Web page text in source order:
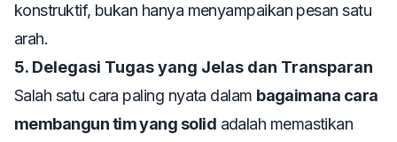
konstruktif, bukan hanya menyampaikan pesan satu
arah.
5. Delegasi Tugas yang Jelas dan Transparan
Salah satu cara paling nyata dalam bagaimana cara
membangun tim yang solid adalah memastikan